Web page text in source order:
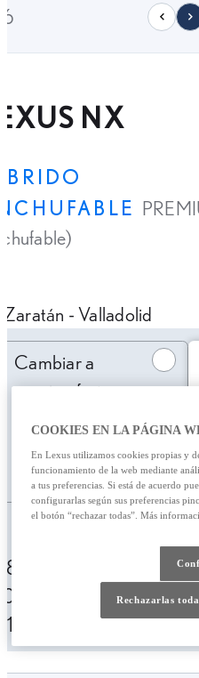
NX
Zaratán - Valladolid
Cambiar a
precio oferta
0,00 €
€ /mes
49 meses
€
TAE:
€
COOKIES EN LA PÁGINA
En Lexus utilizamos cookies propias y
funcionamiento de la web mediante
a tus preferencias. Si está de acuerdo
configurarlas según sus preferencias
el botón “rechazar todas”. Más
Rechazarlas